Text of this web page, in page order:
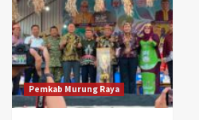
Pemkab Murung Raya